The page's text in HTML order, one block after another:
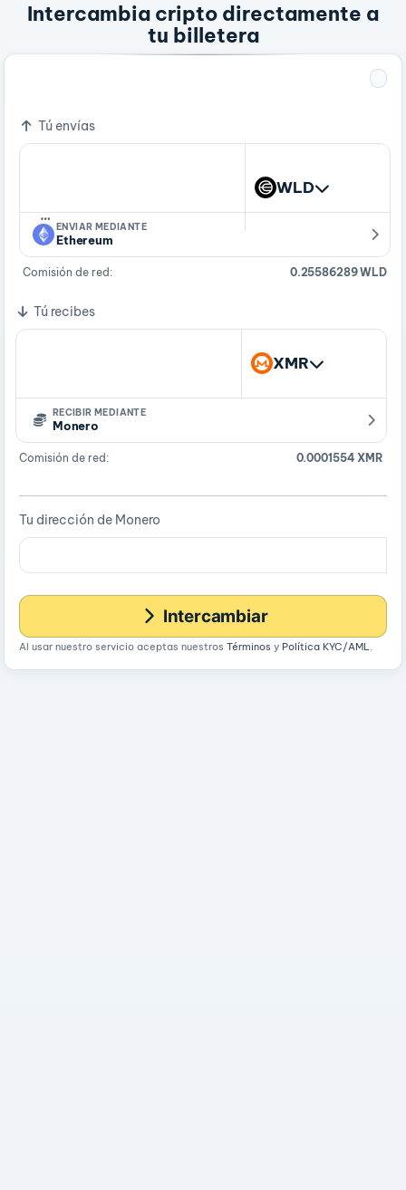
Intercambia cripto directamente a
tu billetera
Tú envías
…
WLD
ENVIAR MEDIANTE
Ethereum
Comisión de red: 0.25586289 WLD
Tú recibes
XMR
RECIBIR MEDIANTE
Monero
Comisión de red: 0.0001554 XMR
Tu dirección de Monero
Intercambiar
Al usar nuestro servicio aceptas nuestros Términos y Política KYC/AML